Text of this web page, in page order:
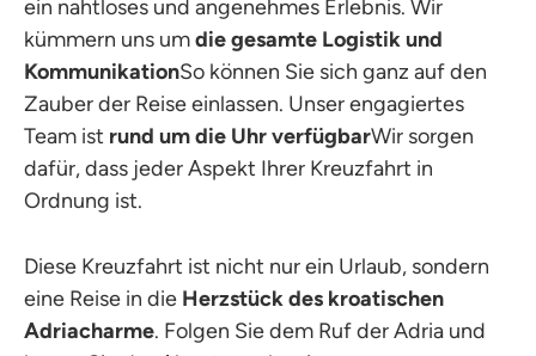
ein nahtloses und angenehmes Erlebnis. Wir
kümmern uns umdie gesamte Logistik und
KommunikationSo können Sie sich ganz auf den
Zauber der Reise einlassen. Unser engagiertes
Team ist rund um die Uhr verfügbarWir sorgen
dafür, dass jeder Aspekt Ihrer Kreuzfahrt in
Ordnung ist.
Diese Kreuzfahrt ist nicht nur ein Urlaub, sondern
eine Reise in die Herzstück des kroatischen
Adriacharme. Folgen Sie dem Ruf der Adria und